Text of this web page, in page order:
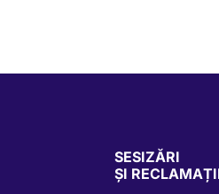
SESIZĂRI
ȘI